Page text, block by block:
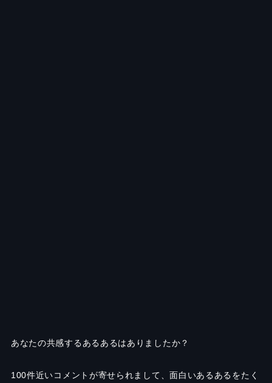
あなたの共感するあるあるはありましたか？
100件近いコメントが寄せられまして、面白いあるあるをたく